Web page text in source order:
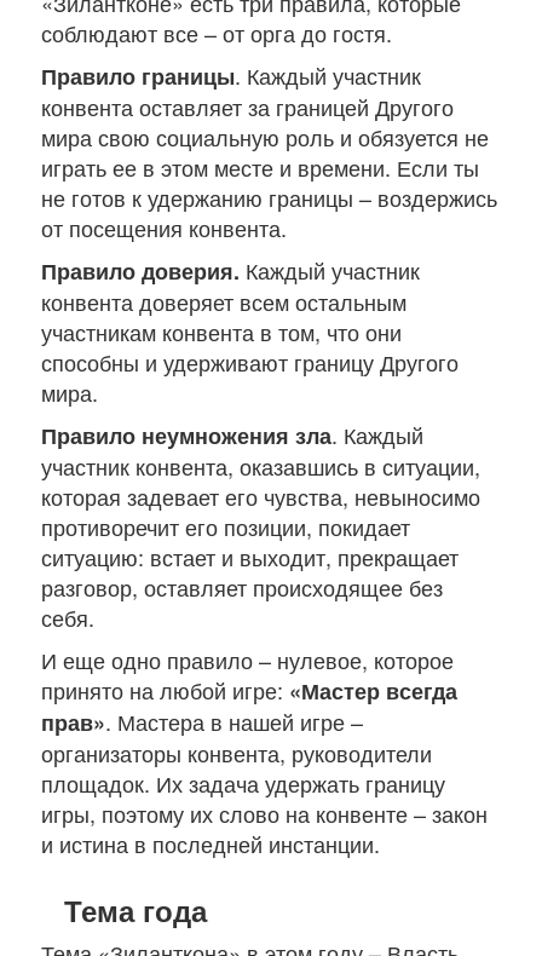
соблюдают все – от орга до гостя.
Правило границы. Каждый участник
конвента оставляет за границей Другого
мира свою социальную роль и обязуется не
играть ее в этом месте и времени. Если ты
не готов к удержанию границы – воздержись
от посещения конвента.
Правило доверия. Каждый участник
конвента доверяет всем остальным
участникам конвента в том, что они
способны и удерживают границу Другого
мира.
Правило неумножения зла. Каждый
участник конвента, оказавшись в ситуации,
которая задевает его чувства, невыносимо
противоречит его позиции, покидает
ситуацию: встает и выходит, прекращает
разговор, оставляет происходящее без
себя.
И еще одно правило – нулевое, которое
принято на любой игре: «Мастер всегда
прав». Мастера в нашей игре –
организаторы конвента, руководители
площадок. Их задача удержать границу
игры, поэтому их слово на конвенте – закон
и истина в последней инстанции.
Тема года